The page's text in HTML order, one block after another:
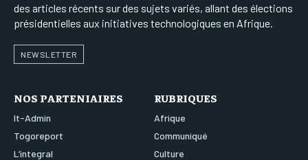
des articles récents sur des sujets variés, allant des élections
présidentielles aux initiatives technologiques en Afrique.
NEWSLETTER
NOS PARTENIAIRES
It-Admin
Togoreport
L’integral
RUBRIQUES
Afrique
Communiqué
Culture